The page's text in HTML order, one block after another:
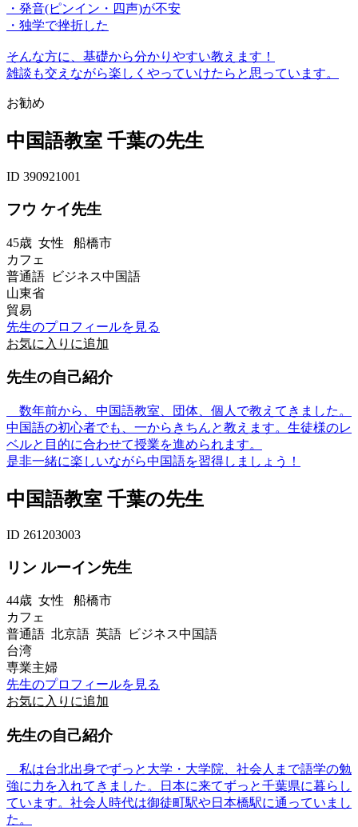
・発音(ピンイン・四声)が不安
・独学で挫折した
そんな方に、基礎から分かりやすい教えます！
雑談も交えながら楽しくやっていけたらと思っています。
お勧め
中国語教室 千葉の先生
ID 390921001
フウ ケイ先生
45歳 女性 船橋市
カフェ
普通語 ビジネス中国語
山東省
貿易
先生のプロフィールを見る
お気に入りに追加
先生の自己紹介
数年前から、中国語教室、団体、個人で教えてきました。
中国語の初心者でも、一からきちんと教えます。生徒様のレ
ベルと目的に合わせて授業を進められます。
是非一緒に楽しいながら中国語を習得しましょう！
中国語教室 千葉の先生
ID 261203003
リン ルーイン先生
44歳 女性 船橋市
カフェ
普通語 北京語 英語 ビジネス中国語
台湾
専業主婦
先生のプロフィールを見る
お気に入りに追加
先生の自己紹介
私は台北出身でずっと大学・大学院、社会人まで語学の勉
強に力を入れてきました。日本に来てずっと千葉県に暮らし
ています。社会人時代は御徒町駅や日本橋駅に通っていまし
た。